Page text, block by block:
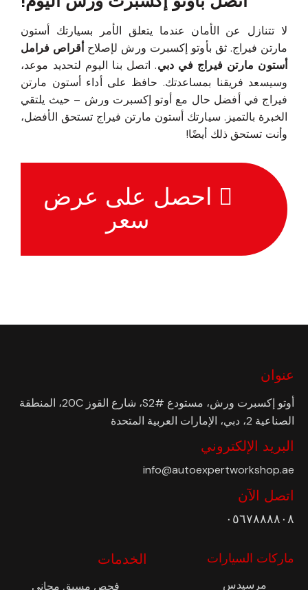
اتصل بأوتو إكسبرت ورش اليوم!
لا تتنازل عن الأمان عندما يتعلق الأمر بسيارتك أستون
مارتن فيراج. ثق بأوتو إكسبرت ورش لإصلاح أقراص فرامل
أستون مارتن فيراج في دبي . اتصل بنا اليوم لتحديد موعد،
وسيسعد فريقنا بمساعدتك. حافظ على أداء أستون مارتن
فيراج في أفضل حال مع أوتو إكسبرت ورش – حيث يلتقي
الخبرة بالتميز. سيارتك أستون مارتن فيراج تستحق الأفضل،
احصل على عرض
سعر
عنوان
الصناعية 2، دبي، الإمارات العربية المتحدة
البريد الإلكتروني
info@autoexpertworkshop.ae
اتصل الآن
الخدمات